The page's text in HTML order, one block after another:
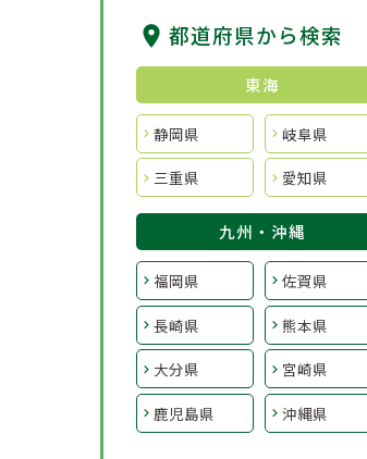
都道府県から検索
東海
静岡県 岐阜県
三重県 愛知県
九州・沖縄
福岡県 佐賀県
長崎県 熊本県
大分県 宮崎県
鹿児島県 沖縄県